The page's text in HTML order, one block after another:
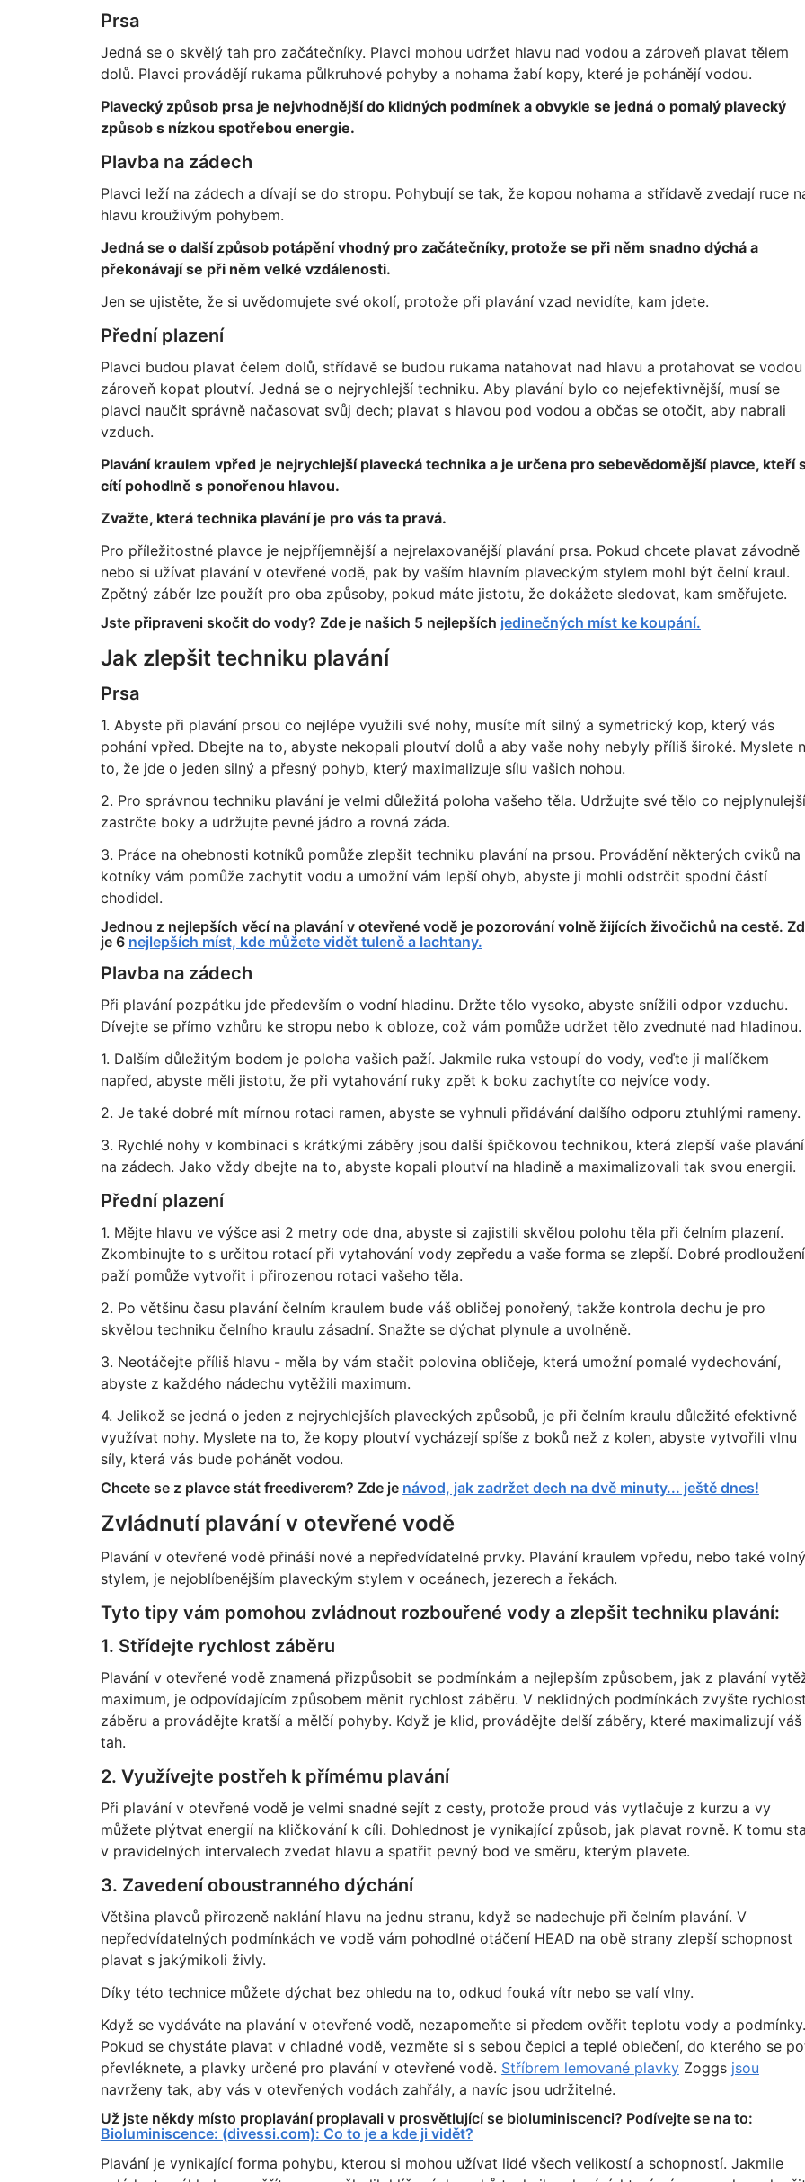
Prsa
Jedná se o skvělý tah pro začátečníky. Plavci mohou udržet hlavu nad vodou a zároveň plavat tělem
dolů. Plavci provádějí rukama půlkruhové pohyby a nohama žabí kopy, které je pohánějí vodou.
Plavecký způsob prsa je nejvhodnější do klidných podmínek a obvykle se jedná o pomalý plavecký
způsob s nízkou spotřebou energie.
Plavba na zádech
Plavci leží na zádech a dívají se do stropu. Pohybují se tak, že kopou nohama a střídavě zvedají ruce
hlavu krouživým pohybem.
Jedná se o další způsob potápění vhodný pro začátečníky, protože se při něm snadno dýchá a
překonávají se při něm velké vzdálenosti.
Jen se ujistěte, že si uvědomujete své okolí, protože při plavání vzad nevidíte, kam jdete.
Přední plazení
Plavci budou plavat čelem dolů, střídavě se budou rukama natahovat nad hlavu a protahovat se vodou
zároveň kopat ploutví. Jedná se o nejrychlejší techniku. Aby plavání bylo co nejefektivnější, musí se
plavci naučit správně načasovat svůj dech; plavat s hlavou pod vodou a občas se otočit, aby nabrali
vzduch.
Plavání kraulem vpřed je nejrychlejší plavecká technika a je určena pro sebevědomější plavce, kteří
cítí pohodlně s ponořenou hlavou.
Zvažte, která technika plavání je pro vás ta pravá.
Pro příležitostné plavce je nejpříjemnější a nejrelaxovanější plavání prsa. Pokud chcete plavat závodně
nebo si užívat plavání v otevřené vodě, pak by vaším hlavním plaveckým stylem mohl být čelní kraul.
Zpětný záběr lze použít pro oba způsoby, pokud máte jistotu, že dokážete sledovat, kam směřujete.
Jste připraveni skočit do vody? Zde je našich 5 nejlepších jedinečných míst ke koupání.
Jak zlepšit techniku plavání
Prsa
1. Abyste při plavání prsou co nejlépe využili své nohy, musíte mít silný a symetrický kop, který vás
pohání vpřed. Dbejte na to, abyste nekopali ploutví dolů a aby vaše nohy nebyly příliš široké. Myslete
to, že jde o jeden silný a přesný pohyb, který maximalizuje sílu vašich nohou.
2. Pro správnou techniku plavání je velmi důležitá poloha vašeho těla. Udržujte své tělo co
zastrčte boky a udržujte pevné jádro a rovná záda.
3. Práce na ohebnosti kotníků pomůže zlepšit techniku plavání na prsou. Provádění některých cviků na
kotníky vám pomůže zachytit vodu a umožní vám lepší ohyb, abyste ji mohli odstrčit spodní částí
chodidel.
Jednou z nejlepších věcí na plavání v otevřené vodě je pozorování volně žijících živočichů na cestě.
je 6 nejlepších míst, kde můžete vidět tuleně a lachtany.
Plavba na zádech
Při plavání pozpátku jde především o vodní hladinu. Držte tělo vysoko, abyste snížili odpor vzduchu.
Dívejte se přímo vzhůru ke stropu nebo k obloze, což vám pomůže udržet tělo zvednuté nad hladinou.
1. Dalším důležitým bodem je poloha vašich paží. Jakmile ruka vstoupí do vody, veďte ji malíčkem
napřed, abyste měli jistotu, že při vytahování ruky zpět k boku zachytíte co nejvíce vody.
2. Je také dobré mít mírnou rotaci ramen, abyste se vyhnuli přidávání dalšího odporu ztuhlými rameny.
3. Rychlé nohy v kombinaci s krátkými záběry jsou další špičkovou technikou, která zlepší vaše plavání
na zádech. Jako vždy dbejte na to, abyste kopali ploutví na hladině a maximalizovali tak svou energii.
Přední plazení
1. Mějte hlavu ve výšce asi 2 metry ode dna, abyste si zajistili skvělou polohu těla při čelním plazení.
Zkombinujte to s určitou rotací při vytahování vody zepředu a vaše forma se zlepší. Dobré prodloužení
paží pomůže vytvořit i přirozenou rotaci vašeho těla.
2. Po většinu času plavání čelním kraulem bude váš obličej ponořený, takže kontrola dechu je pro
skvělou techniku čelního kraulu zásadní. Snažte se dýchat plynule a uvolněně.
3. Neotáčejte příliš hlavu - měla by vám stačit polovina obličeje, která umožní pomalé vydechování,
abyste z každého nádechu vytěžili maximum.
4. Jelikož se jedná o jeden z nejrychlejších plaveckých způsobů, je při čelním kraulu důležité efektivně
využívat nohy. Myslete na to, že kopy ploutví vycházejí spíše z boků než z kolen, abyste vytvořili vlnu
síly, která vás bude pohánět vodou.
Chcete se z plavce stát freediverem? Zde je návod, jak zadržet dech na dvě minuty... ještě dnes!
Zvládnutí plavání v otevřené vodě
Plavání v otevřené vodě přináší nové a nepředvídatelné prvky. Plavání kraulem vpředu, nebo také
stylem, je nejoblíbenějším plaveckým stylem v oceánech, jezerech a řekách.
Tyto tipy vám pomohou zvládnout rozbouřené vody a zlepšit techniku plavání:
1. Střídejte rychlost záběru
Plavání v otevřené vodě znamená přizpůsobit se podmínkám a nejlepším způsobem, jak z plavání
maximum, je odpovídajícím způsobem měnit rychlost záběru. V neklidných podmínkách zvyšte rychlost
záběru a provádějte kratší a mělčí pohyby. Když je klid, provádějte delší záběry, které maximalizují váš
tah.
2. Využívejte postřeh k přímému plavání
Při plavání v otevřené vodě je velmi snadné sejít z cesty, protože proud vás vytlačuje z kurzu a vy
můžete plýtvat energií na kličkování k cíli. Dohlednost je vynikající způsob, jak plavat rovně. K tomu
v pravidelných intervalech zvedat hlavu a spatřit pevný bod ve směru, kterým plavete.
3. Zavedení oboustranného dýchání
Většina plavců přirozeně naklání hlavu na jednu stranu, když se nadechuje při čelním plavání. V
nepředvídatelných podmínkách ve vodě vám pohodlné otáčení HEAD na obě strany zlepší schopnost
plavat s jakýmikoli živly.
Díky této technice můžete dýchat bez ohledu na to, odkud fouká vítr nebo se valí vlny.
Když se vydáváte na plavání v otevřené vodě, nezapomeňte si předem ověřit teplotu vody a podmínky.
Pokud se chystáte plavat v chladné vodě, vezměte si s sebou čepici a teplé oblečení, do kterého se
převléknete, a plavky určené pro plavání v otevřené vodě. Stříbrem lemované plavkyZoggs jsou
navrženy tak, aby vás v otevřených vodách zahřály, a navíc jsou udržitelné.
Už jste někdy místo proplavání proplavali v prosvětlující se bioluminiscenci? Podívejte se na to:
Bioluminiscence: (divessi.com): Co to je a kde ji vidět?
Plavání je vynikající forma pohybu, kterou si mohou užívat lidé všech velikostí a schopností. Jakmile